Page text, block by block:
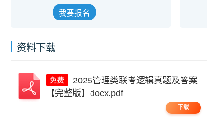
我要报名
资料下载
【完整版】docx.pdf
下载